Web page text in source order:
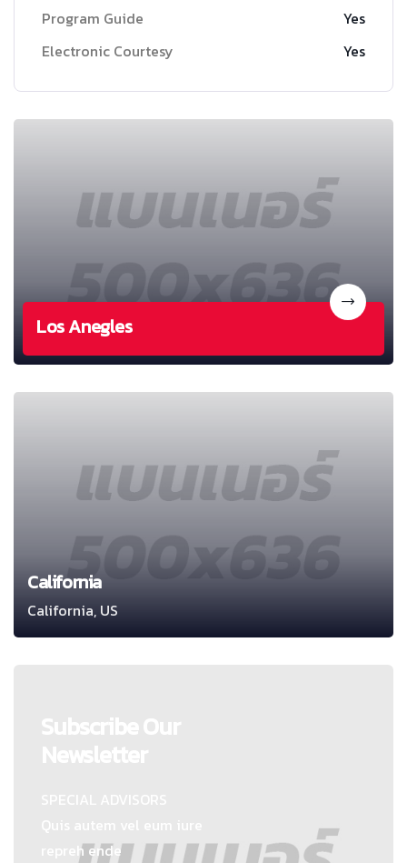
Program Guide
Yes
Electronic Courtesy
Yes
Los Anegles
California
California, US
repreh ende